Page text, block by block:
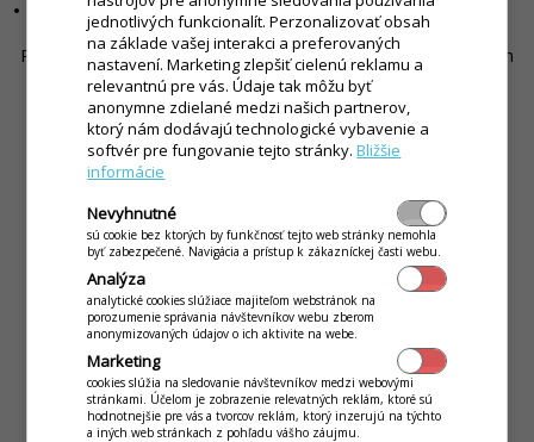
SQL LocalDB 2017 /SQL Express 2017
Pre využitie elektronického výdaja stravy s jedným terminálom
je potrebný jeden sériový port, alebo USB port.
Ak chcete využívať webové rozhranie pre stravníkov je
potrebné, aby počítač mal pripojenie na internet.
Ako postupovať
Stiahnuť si inštaláciu tlačidlom Stiahnuť vyššie
Spustiť inštaláciu na PC a postupovať ďalej podľa inštrukcií
Spustiť aplikáciu, ktorá spraví dodatočné zmeny, ako
aktualizáciu receptúr ak je potreba či zmeny nastavení.
jednotlivých funkcionalít. Perzonalizovať obsah
na základe vašej interakci a preferovaných
nastavení. Marketing zlepšiť cielenú reklamu a
relevantnú pre vás. Údaje tak môžu byť
anonymne zdielané medzi našich partnerov,
ktorý nám dodávajú technologické vybavenie a
softvér pre fungovanie tejto stránky.Bližšie
informácie
Nevyhnutné
sú cookie bez ktorých by funkčnosť tejto web stránky nemohla
byť zabezpečené. Navigácia a prístup k zákazníckej časti webu.
Analýza
analytické cookies slúžiace majiteľom webstránok na
porozumenie správania návštevníkov webu zberom
anonymizovaných údajov o ich aktivite na webe.
Marketing
cookies slúžia na sledovanie návštevníkov medzi webovými
stránkami. Účelom je zobrazenie relevatných reklám, ktoré sú
hodnotnejšie pre vás a tvorcov reklám, ktorý inzerujú na týchto
a iných web stránkach z pohľadu vášho záujmu.